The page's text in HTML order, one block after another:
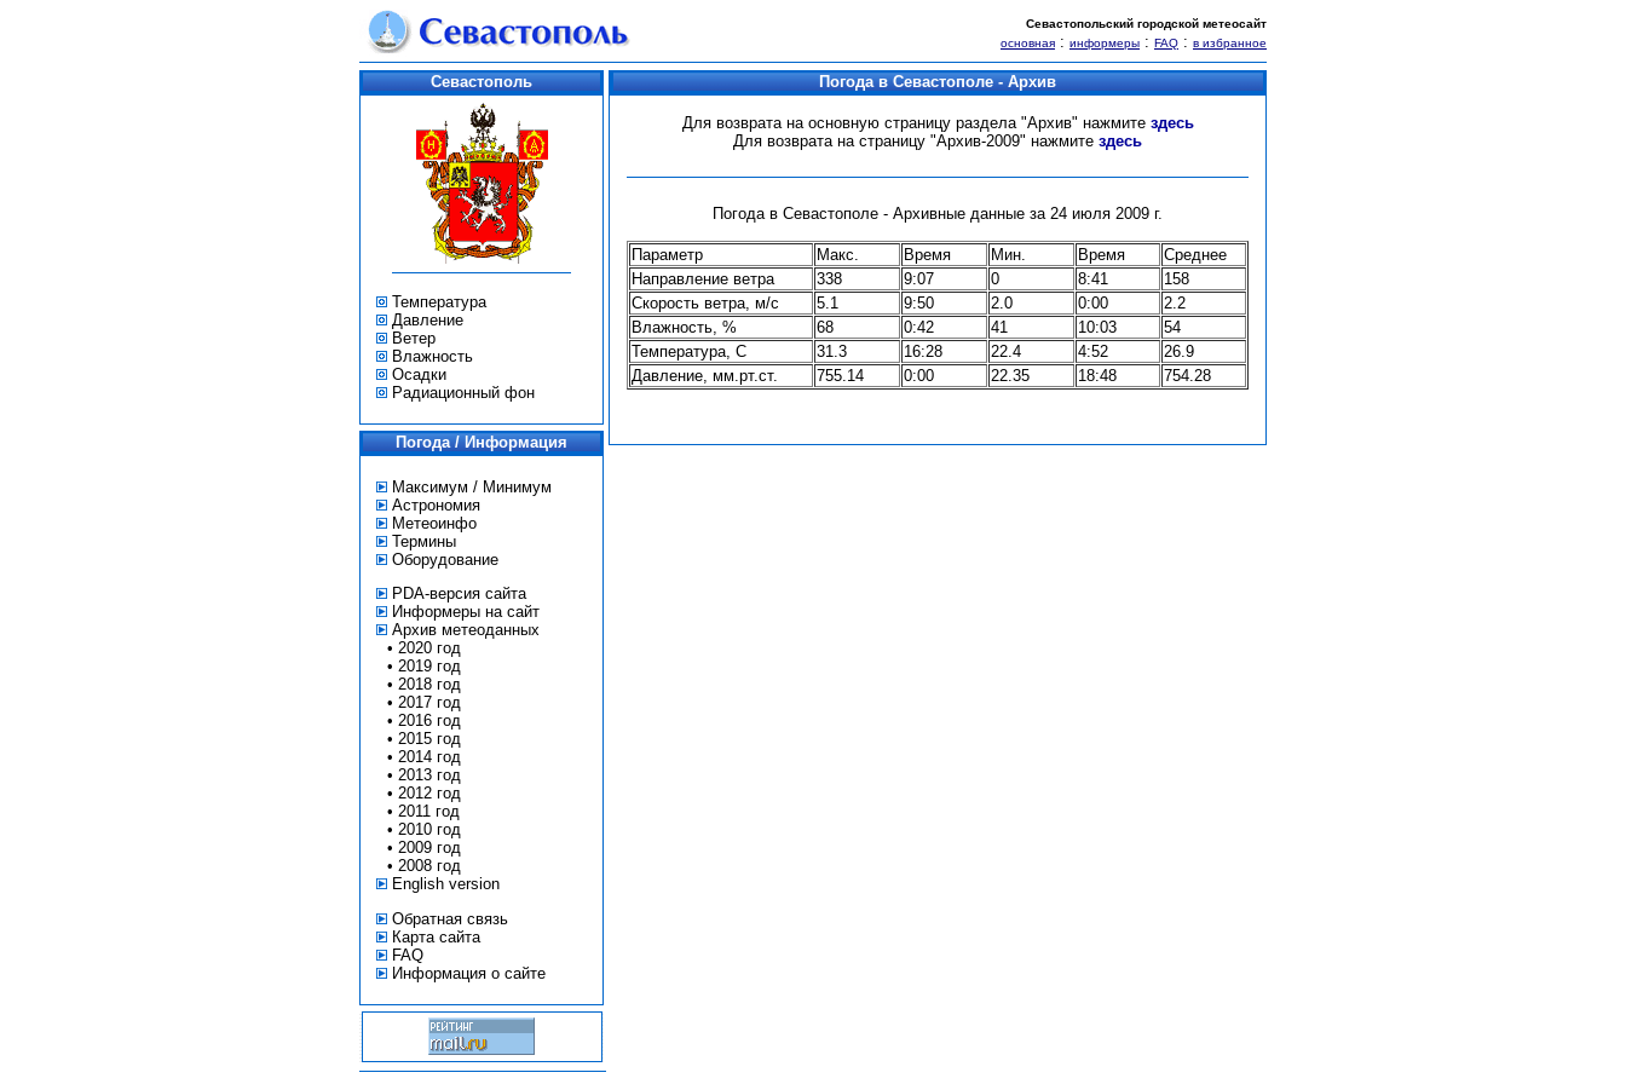
Севастопольский городской метеосайт
основная : информеры : FAQ : в избранное
Севастополь
Температура
Давление
Ветер
Влажность
Осадки
Радиационный фон
Погода / Информация
Максимум / Минимум
Астрономия
Метеоинфо
Термины
Оборудование
PDA-версия сайта
Информеры на сайт
Архив метеоданных
• 2020 год
• 2019 год
• 2018 год
• 2017 год
• 2016 год
• 2015 год
• 2014 год
• 2013 год
• 2012 год
• 2011 год
• 2010 год
• 2009 год
• 2008 год
English version
Обратная связь
Карта сайта
FAQ
Информация о сайте
Погода в Севастополе - Архив
Для возврата на основную страницу раздела "Архив" нажмите здесь
Для возврата на страницу "Архив-2009" нажмите здесь
Погода в Севастополе - Архивные данные за 24 июля 2009 г.
Параметр Макс. Время Мин. Время
Среднее
Направление ветра
338 9:07 0 8:41
158
Скорость ветра, м/с
5.1 9:50 2.0 0:00
2.2
Влажность, %
68 0:42 41 10:03
54
Температура, С
31.3 16:28 22.4 4:52
26.9
Давление, мм.рт.ст.
755.14 0:00 22.35 18:48 754.28